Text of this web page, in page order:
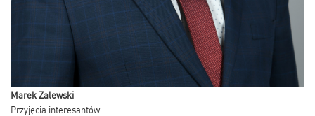
Marek Zalewski
Przyjęcia interesantów: